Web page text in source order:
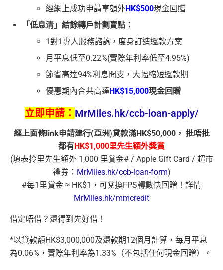
經網上成功申請享額外HK$500現金回贈
「低息清」結餘轉戶計劃賣點：
1對1專人服務諮詢，度身訂造還款方案
月平息低至0.22%(實際年利率低至4.95%)
節省高達94%利息開支，大幅縮短還款期
優惠期內合共高達 HK$15,000現金回贈
立即申請： MrMiles.hk/ccb-loan-apply/
經上面條link申請建行(亞洲)貸款滿HK$50,000， 批唔批
都有HK$1,000里先生額外獎賞
(填表拎里先生額外 1,000 里賞金# / Apple Gift Card / 超市
禮券： MrMiles.hk/ccb-loan-form)
#每1里賞金 ≈ HK$1，可兌換FPS轉數快回贈！詳情
MrMiles.hk/mmcredit
借定唔借？還得到先好借！
*以貸款額HK$3,000,000及還款期12個月計算，每月平息
為0.06%，實際年利率為1.33%（不包括任何現金回贈）。